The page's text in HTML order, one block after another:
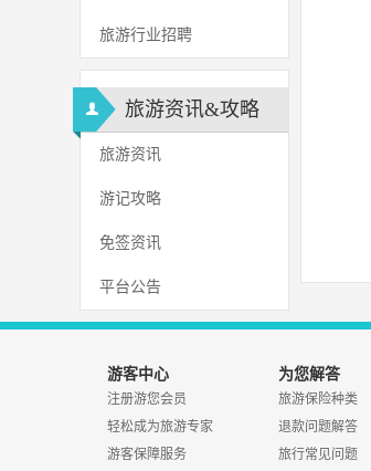
旅游行业招聘
旅游资讯&攻略
旅游资讯
游记攻略
免签资讯
平台公告
游客中心
注册游您会员
轻松成为旅游专家
游客保障服务
为您解答
旅游保险种类
退款问题解答
旅行常见问题